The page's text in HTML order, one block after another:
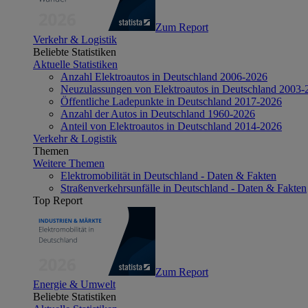
Zum Report
Verkehr & Logistik
Beliebte Statistiken
Aktuelle Statistiken
Anzahl Elektroautos in Deutschland 2006-2026
Neuzulassungen von Elektroautos in Deutschland 2003-
Öffentliche Ladepunkte in Deutschland 2017-2026
Anzahl der Autos in Deutschland 1960-2026
Anteil von Elektroautos in Deutschland 2014-2026
Verkehr & Logistik
Themen
Weitere Themen
Elektromobilität in Deutschland - Daten & Fakten
Straßenverkehrsunfälle in Deutschland - Daten & Fakten
Top Report
Zum Report
Energie & Umwelt
Beliebte Statistiken